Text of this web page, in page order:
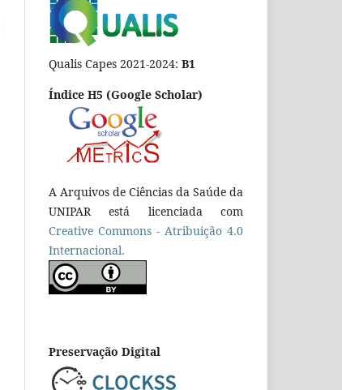
Qualis Capes 2021-2024: B1
Índice H5 (Google Scholar)
A Arquivos de Ciências da Saúde da
UNIPAR está licenciada com
Creative Commons - Atribuição 4.0
Internacional.
Preservação Digital